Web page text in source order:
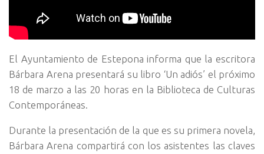
El Ayuntamiento de Estepona informa que la escritora
Bárbara Arena presentará su libro ‘Un adiós’ el próximo
18 de marzo a las 20 horas en la Biblioteca de Culturas
Contemporáneas.
Durante la presentación de la que es su primera novela,
Bárbara Arena compartirá con los asistentes las claves